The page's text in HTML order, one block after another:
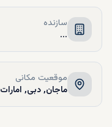
سازنده
...
موقعیت مکانی
ماجان, دبی, امارات